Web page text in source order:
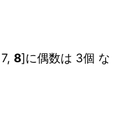
8]に偶数は 3個 な